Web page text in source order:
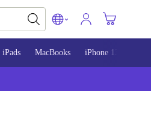
iPads MacBooks iPhone 13